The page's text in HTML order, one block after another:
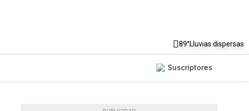
89°Lluvias dispersas
Suscriptores